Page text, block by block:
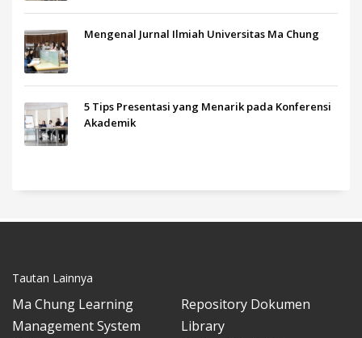
Mengenal Jurnal Ilmiah Universitas Ma Chung
5 Tips Presentasi yang Menarik pada Konferensi
Akademik
Tautan Lainnya
Ma Chung Learning
Management System
Repository Dokumen
Library